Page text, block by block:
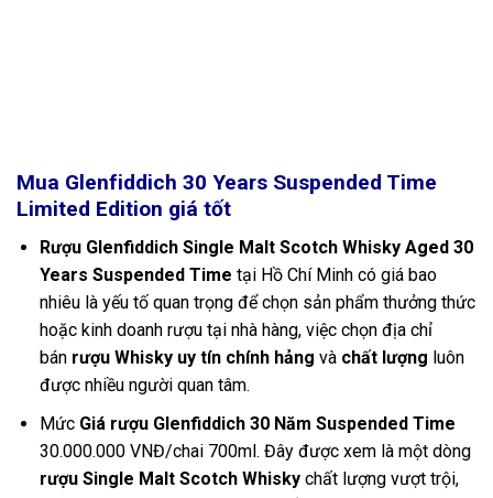
Mua Glenfiddich 30 Years Suspended Time
Limited Edition giá tốt
Rượu Glenfiddich Single Malt Scotch Whisky Aged 30
Years Suspended Time tại Hồ Chí Minh có giá bao
nhiêu là yếu tố quan trọng để chọn sản phẩm thưởng thức
hoặc kinh doanh rượu tại nhà hàng, việc chọn địa chỉ
bán rượu Whisky uy tín chính hảng và chất lượng luôn
được nhiều người quan tâm.
Mức Giá rượu Glenfiddich 30 Năm Suspended Time
30.000.000 VNĐ/chai 700ml. Đây được xem là một dòng
rượu Single Malt Scotch Whiskychất lượng vượt trội,